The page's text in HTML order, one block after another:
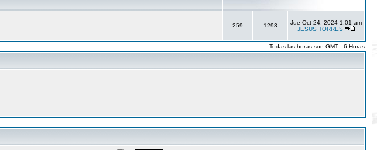
259 1293
Jue Oct 24, 2024 1:01 am
JESUS TORRES
Todas las horas son GMT - 6 Horas